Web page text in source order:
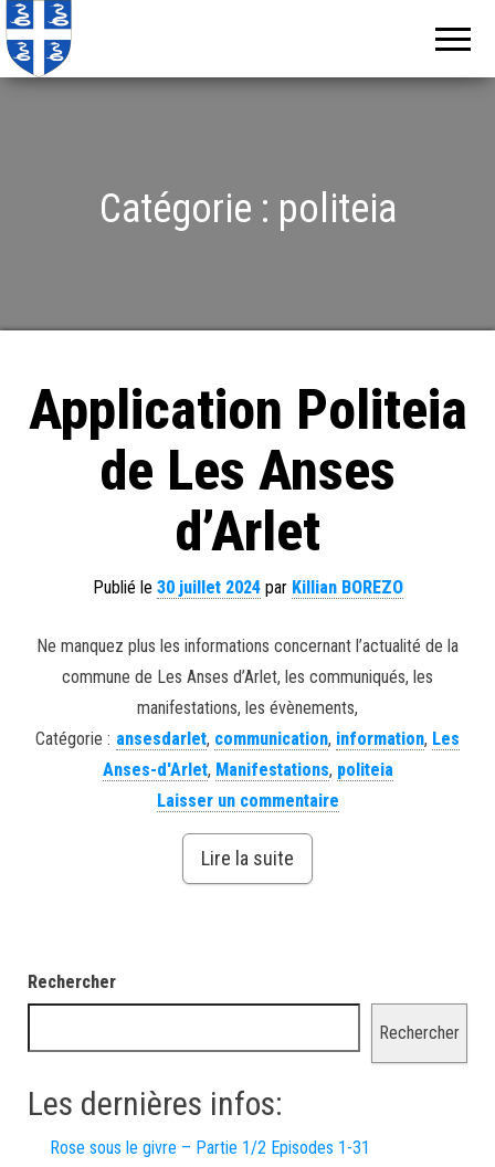
Catégorie : politeia
Application Politeia
de Les Anses
d’Arlet
Publié le 30 juillet 2024par Killian BOREZO
Ne manquez plus les informations concernant l’actualité de la
commune de Les Anses d’Arlet, les communiqués, les
manifestations, les évènements,
Catégorie : ansesdarlet, communication, information, Les
Anses-d'Arlet, Manifestations, politeia
Laisser un commentaire
Lire la suite
Rechercher
Rechercher
Les dernières infos:
Rose sous le givre – Partie 1/2 Episodes 1-31